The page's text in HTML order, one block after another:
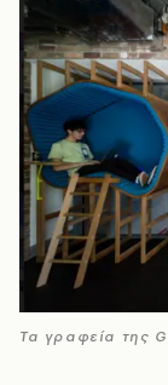
Τα γραφεία της